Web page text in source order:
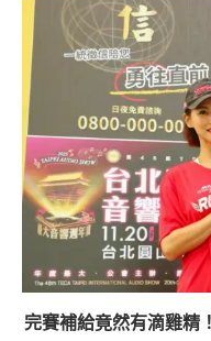
完賽補給竟然有滴雞精